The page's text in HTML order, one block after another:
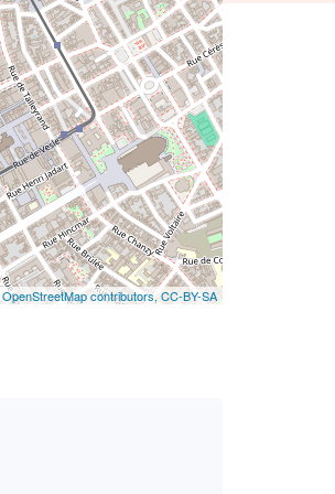
OpenStreetMap contributors,CC-BY-SA